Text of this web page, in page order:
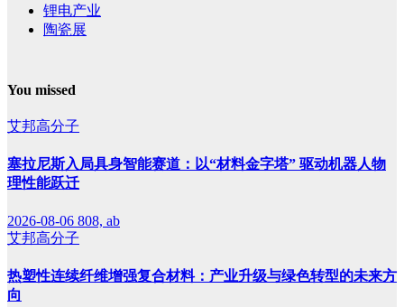
锂电产业
陶瓷展
You missed
艾邦高分子
塞拉尼斯入局具身智能赛道：以“材料金字塔” 驱动机器人物
理性能跃迁
2026-08-06 808, ab
艾邦高分子
热塑性连续纤维增强复合材料：产业升级与绿色转型的未来方
向